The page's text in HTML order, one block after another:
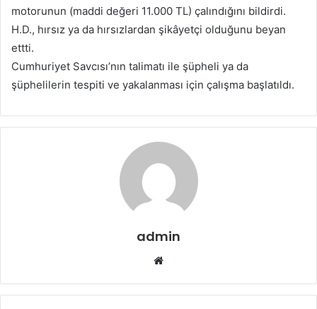
motorunun (maddi değeri 11.000 TL) çalındığını bildirdi.
H.D., hırsız ya da hırsızlardan şikâyetçi olduğunu beyan
ettti.
Cumhuriyet Savcısı’nın talimatı ile şüpheli ya da
şüphelilerin tespiti ve yakalanması için çalışma başlatıldı.
admin
Web